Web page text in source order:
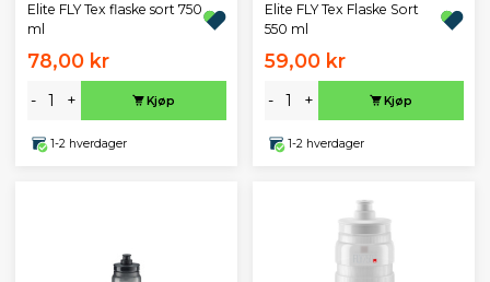
Elite FLY Tex flaske sort 750
ml
78,00 kr
- + Kjøp
1-2 hverdager
Elite FLY Tex Flaske Sort
550 ml
59,00 kr
- + Kjøp
1-2 hverdager